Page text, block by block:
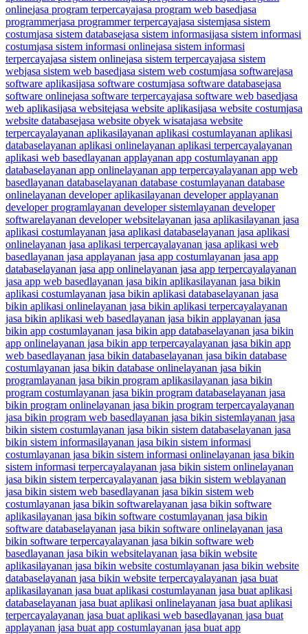
onlinejasa program terpercayajasa program web basedjasa
programmerjasa programmer terpercayajasa sistemjasa sistem
costumjasa sistem databasejasa sistem informasijasa sistem informasi
costumjasa sistem informasi onlinejasa sistem informasi
terpercayajasa sistem onlinejasa sistem terpercayajasa sistem
webjasa sistem web basedjasa sistem web costumjasa softwarejasa
software aplikasijasa software costumjasa software databasejasa
software onlinejasa software terpercayajasa software web basedjasa
web aplikasijasa websitejasa website aplikasijasa website costumjasa
website databasejasa website obyek wisatajasa website
terpercayalayanan aplikasilayanan aplikasi costumlayanan aplikasi
databaselayanan aplikasi onlinelayanan aplikasi terpercayalayanan
aplikasi web basedlayanan applayanan app costumlayanan app
databaselayanan app onlinelayanan app terpercayalayanan app web
basedlayanan databaselayanan database costumlayanan database
onlinelayanan developer aplikasilayanan developer applayanan
developer programlayanan developer sistemlayanan developer
softwarelayanan developer websitelayanan jasa aplikasilayanan jasa
aplikasi costumlayanan jasa aplikasi databaselayanan jasa aplikasi
onlinelayanan jasa aplikasi terpercayalayanan jasa aplikasi web
basedlayanan jasa applayanan jasa app costumlayanan jasa app
databaselayanan jasa app onlinelayanan jasa app terpercayalayanan
jasa app web basedlayanan jasa bikin aplikasilayanan jasa bikin
aplikasi costumlayanan jasa bikin aplikasi databaselayanan jasa
bikin aplikasi onlinelayanan jasa bikin aplikasi terpercayalayanan
jasa bikin aplikasi web basedlayanan jasa bikin applayanan jasa
bikin app costumlayanan jasa bikin app databaselayanan jasa bikin
app onlinelayanan jasa bikin app terpercayalayanan jasa bikin app
web basedlayanan jasa bikin databaselayanan jasa bikin database
costumlayanan jasa bikin database onlinelayanan jasa bikin
programlayanan jasa bikin program aplikasilayanan jasa bikin
program costumlayanan jasa bikin program databaselayanan jasa
bikin program onlinelayanan jasa bikin program terpercayalayanan
jasa bikin program web basedlayanan jasa bikin sistemlayanan jasa
bikin sistem costumlayanan jasa bikin sistem databaselayanan jasa
bikin sistem informasilayanan jasa bikin sistem informasi
costumlayanan jasa bikin sistem informasi onlinelayanan jasa bikin
sistem informasi terpercayalayanan jasa bikin sistem onlinelayanan
jasa bikin sistem terpercayalayanan jasa bikin sistem weblayanan
jasa bikin sistem web basedlayanan jasa bikin sistem web
costumlayanan jasa bikin softwarelayanan jasa bikin software
aplikasilayanan jasa bikin software costumlayanan jasa bikin
software databaselayanan jasa bikin software onlinelayanan jasa
bikin software terpercayalayanan jasa bikin software web
basedlayanan jasa bikin websitelayanan jasa bikin website
aplikasilayanan jasa bikin website costumlayanan jasa bikin website
databaselayanan jasa bikin website terpercayalayanan jasa buat
aplikasilayanan jasa buat aplikasi costumlayanan jasa buat aplikasi
databaselayanan jasa buat aplikasi onlinelayanan jasa buat aplikasi
terpercayalayanan jasa buat aplikasi web basedlayanan jasa buat
applayanan jasa buat app costumlayanan jasa buat app